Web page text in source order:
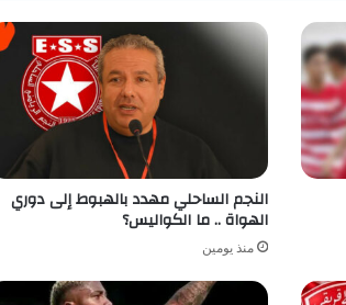
النجم الساحلي مهدد بالهبوط إلى دوري
الهواة .. ما الكواليس؟
منذ يومين